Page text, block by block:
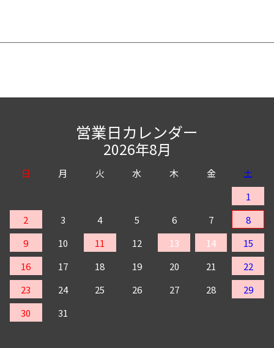
営業日カレンダー
2026年8月
日 月 火 水 木 金
土
1
2
3 4 5 6 7
8
9
10 11 12 13 14
15
16
17 18 19 20 21
22
23
24 25 26 27 28
29
30
31